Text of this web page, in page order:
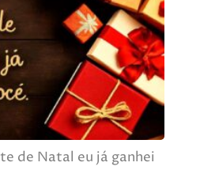
de Natal eu já ganhei